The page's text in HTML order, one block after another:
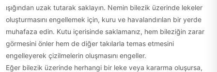
ışığından uzak tutarak saklayın. Nemin bilezik üzerinde lekeler
oluşturmasını engellemek için, kuru ve havalandırılan bir yerde
muhafaza edin. Kutu içerisinde saklamanız, hem bileziğin zarar
görmesini önler hem de diğer takılarla temas etmesini
engelleyerek çizilmelerin oluşmasını engeller.
Eğer bilezik üzerinde herhangi bir leke veya kararma oluşursa,